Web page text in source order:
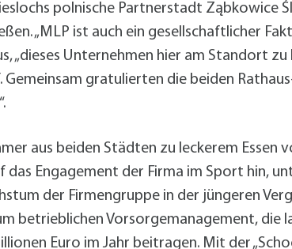
polnische Partnerstadt Ząbkowice
„MLP ist auch ein gesellschaftlicher
„dieses Unternehmen hier am Standort zu
gratulierten die beiden
aus beiden Städten zu leckerem Essen
das Engagement der Firma im Sport hin,
der Firmengruppe in der jüngeren
betrieblichen Vorsorgemanagement, die
Euro im Jahr beitragen. Mit der